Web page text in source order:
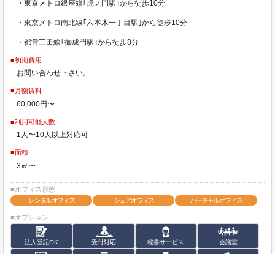
・東京メトロ銀座線｢虎ノ門駅｣から徒歩10分
・東京メトロ南北線｢六本木一丁目駅｣から徒歩10分
・都営三田線｢御成門駅｣から徒歩8分
■初期費用
お問い合わせ下さい。
■月額賃料
60,000円〜
■利用可能人数
1人〜10人以上対応可
■面積
3㎡〜
■オフィス形態
レンタルオフィス
シェアオフィス バーチャルオフィス
■オプション
法人登記OK 受付対応 秘書サービス 会議室